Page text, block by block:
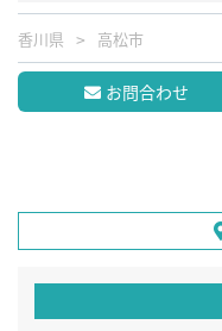
香川県 高松市
お問合わせ